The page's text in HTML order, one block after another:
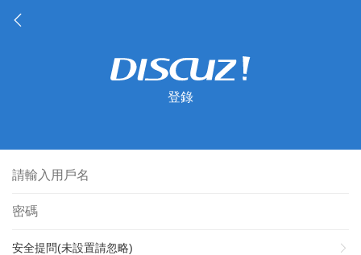
登錄
安全提問(未設置請忽略)